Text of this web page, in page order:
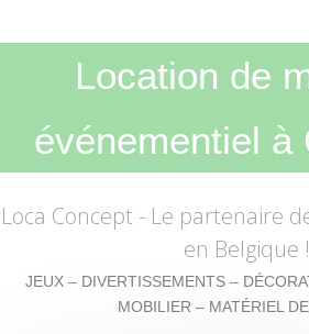
Location de
événementiel à
Loca Concept - Le partenaire
en Belgique !
JEUX – DIVERTISSEMENTS –
MOBILIER – MATÉRIEL